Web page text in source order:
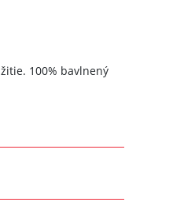
100% bavlnený